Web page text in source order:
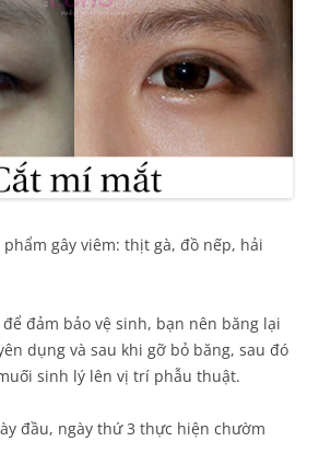
gây viêm: thịt gà, đồ nếp, hải
để đảm bảo vệ sinh, bạn nên băng lại
dụng và sau khi gỡ bỏ băng, sau đó
sinh lý lên vị trí phẫu thuật.
đầu, ngày thứ 3 thực hiện chườm